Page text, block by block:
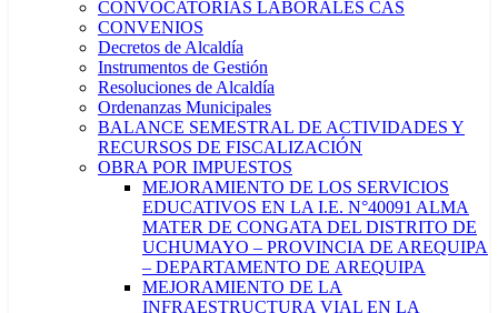
CONVOCATORIAS LABORALES CAS
CONVENIOS
Decretos de Alcaldía
Instrumentos de Gestión
Resoluciones de Alcaldía
Ordenanzas Municipales
BALANCE SEMESTRAL DE ACTIVIDADES Y
RECURSOS DE FISCALIZACIÓN
OBRA POR IMPUESTOS
MEJORAMIENTO DE LOS SERVICIOS
EDUCATIVOS EN LA I.E. N°40091 ALMA
MATER DE CONGATA DEL DISTRITO DE
UCHUMAYO – PROVINCIA DE AREQUIPA
– DEPARTAMENTO DE AREQUIPA
MEJORAMIENTO DE LA
INFRAESTRUCTURA VIAL EN LA